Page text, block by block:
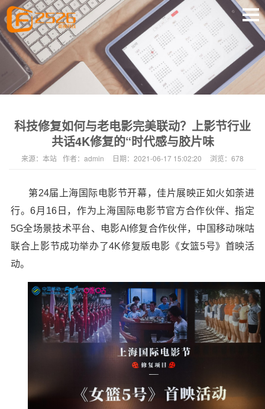
科技修复如何与老电影完美联动？上影节行业
共话4K修复的“时代感与胶片味
来源： 本站 作者： admin 日期： 2021-06-17 15:02:20 浏览： 678
第24届上海国际电影节开幕，佳片展映正如火如荼进
行。6月16日，作为上海国际电影节官方合作伙伴、指定
5G全场景技术平台、电影AI修复合作伙伴，中国移动咪咕
联合上影节成功举办了4K修复版电影《女篮5号》首映活
动。